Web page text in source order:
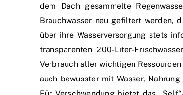
dem Dach gesammelte
Brauchwasser neu gefiltert werden,
über ihre Wasserversorgung stets
transparenten 200-Liter-
Verbrauch aller wichtigen
auch bewusster mit Wasser,